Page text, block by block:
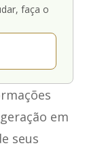
faça o
em
seus